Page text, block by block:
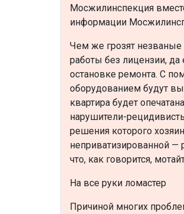
Мосжилинспекция
информации
Чем же грозят
работы без лицензии,
остановке ремонта. С
оборудованием будут
квартира будет
нарушители-
решения которого
неприватизированной —
что, как говорится,
На все руки ломастер
Причиной многих